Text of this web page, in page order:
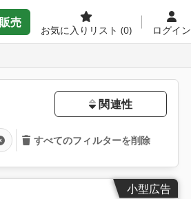
販売
お気に入りリスト (0) ログイン
関連性
すべてのフィルターを削除
小型広告